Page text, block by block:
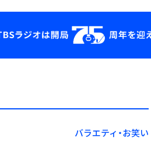
YouTube
会社情報
バラエティ・お笑い